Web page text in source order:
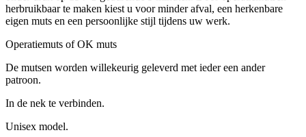
herbruikbaar te maken kiest u voor minder afval, een herkenbare
eigen muts en een persoonlijke stijl tijdens uw werk.
Operatiemuts of OK muts
De mutsen worden willekeurig geleverd met ieder een ander
patroon.
In de nek te verbinden.
Unisex model.